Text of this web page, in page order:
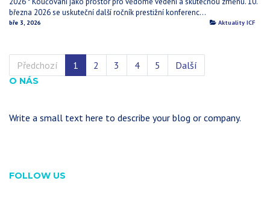
března 2026 se uskuteční další ročník prestižní konferenc...
bře 3, 2026 Aktuality ICF
Předchozí 1 2 3 4 5 Další
O NÁS
Write a small text here to describe your blog or company.
FOLLOW US